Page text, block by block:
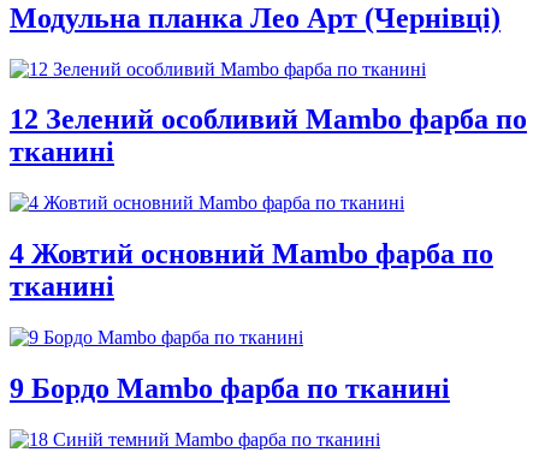
Модульна планка Лео Арт (Чернівці)
12 Зелений особливий Mambo фарба по
тканині
4 Жовтий основний Mambo фарба по
тканині
9 Бордо Mambo фарба по тканині